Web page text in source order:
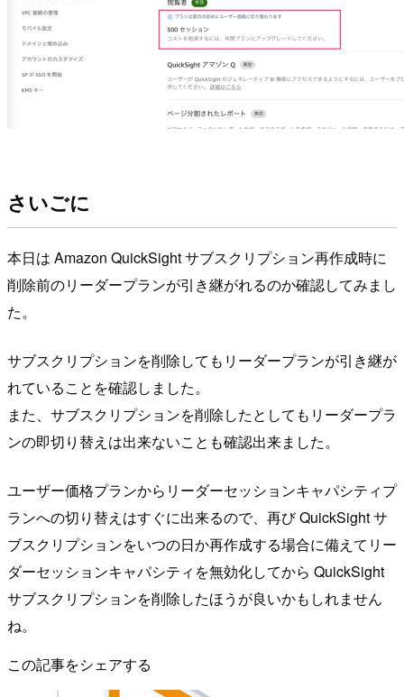
さいごに
本日は Amazon QuickSight サブスクリプション再作成時に
削除前のリーダープランが引き継がれるのか確認してみまし
た。
サブスクリプションを削除してもリーダープランが引き継が
れていることを確認しました。
また、サブスクリプションを削除したとしてもリーダープラ
ンの即切り替えは出来ないことも確認出来ました。
ユーザー価格プランからリーダーセッションキャパシティプ
ランへの切り替えはすぐに出来るので、再び QuickSight サ
ブスクリプションをいつの日か再作成する場合に備えてリー
ダーセッションキャパシティを無効化してから QuickSight
サブスクリプションを削除したほうが良いかもしれません
ね。
この記事をシェアする